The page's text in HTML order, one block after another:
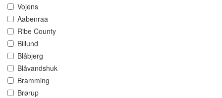
Vojens
Aabenraa
Ribe County
Billund
Blåbjerg
Blåvandshuk
Bramming
Brørup